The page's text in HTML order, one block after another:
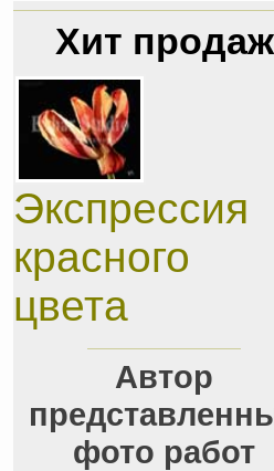
Хит продаж
Экспрессия
красного
цвета
Автор
фото работ
свой комментарий и не забудьте